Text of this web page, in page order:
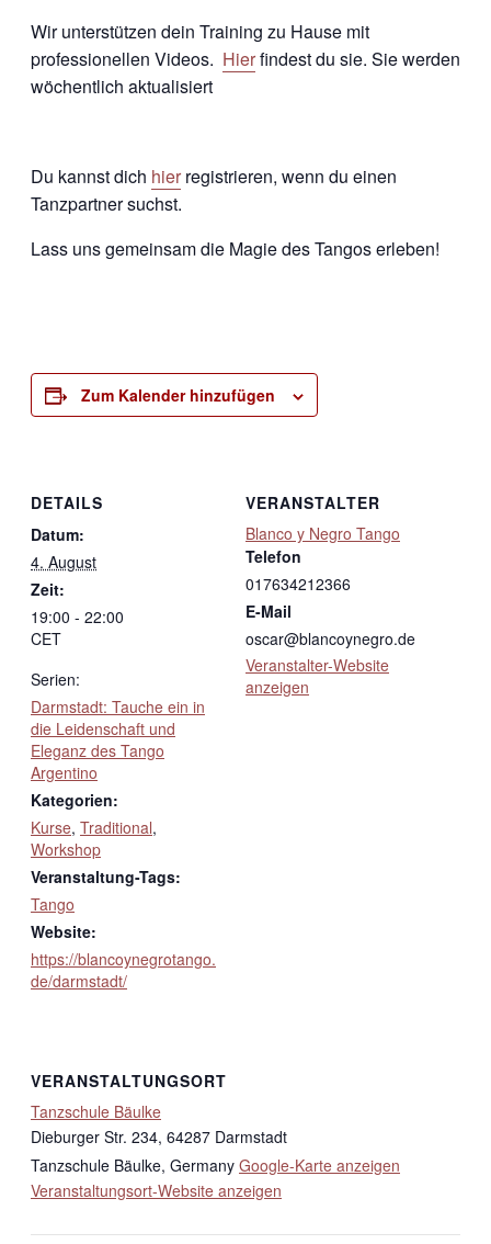
Wir unterstützen dein Training zu Hause mit
professionellen Videos. Hierfindest du sie. Sie werden
wöchentlich aktualisiert
Du kannst dich hier registrieren, wenn du einen
Tanzpartner suchst.
Lass uns gemeinsam die Magie des Tangos erleben!
Zum Kalender hinzufügen
DETAILS
Datum:
4. August
Zeit:
19:00 - 22:00
CET
Serien:
Darmstadt: Tauche ein in
die Leidenschaft und
Eleganz des Tango
Argentino
Kategorien:
Kurse, Traditional,
Workshop
Veranstaltung-Tags:
Tango
Website:
https://blancoynegrotango.
de/darmstadt/
VERANSTALTER
Blanco y Negro Tango
Telefon
017634212366
E-Mail
oscar@blancoynegro.de
Veranstalter-Website
anzeigen
VERANSTALTUNGSORT
Tanzschule Bäulke
Dieburger Str. 234, 64287 Darmstadt
Tanzschule Bäulke, Germany Google-Karte anzeigen
Veranstaltungsort-Website anzeigen